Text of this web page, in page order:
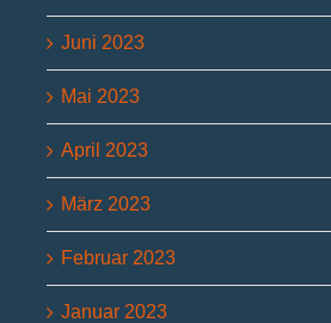
Juni 2023
Mai 2023
April 2023
März 2023
Februar 2023
Januar 2023